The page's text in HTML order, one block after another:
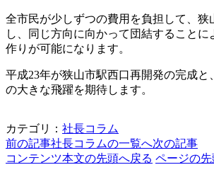
全市民が少しずつの費用を負担して、狭
し、同じ方向に向かって団結することに
作りが可能になります。
平成23年が狭山市駅西口再開発の完成と
の大きな飛躍を期待します。
カテゴリ： 社長コラム
前の記事社長コラムの一覧へ次の記事
コンテンツ本文の先頭へ戻る ページの先